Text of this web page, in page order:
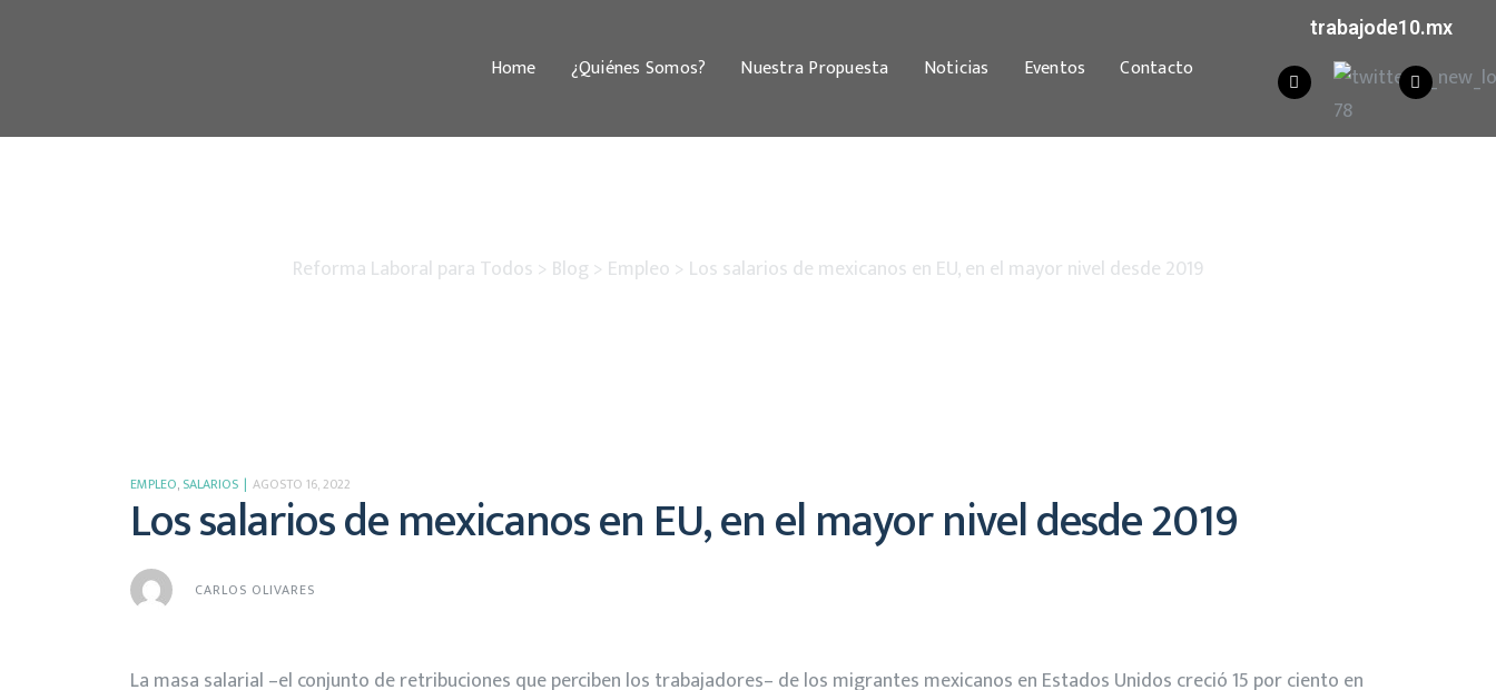
Home ¿Quiénes Somos? Nuestra Propuesta Noticias Eventos Contacto
trabajode10.mx
Reforma Laboral para Todos > Blog > Empleo > Los salarios de mexicanos en EU, en el mayor nivel desde 2019
EMPLEO, SALARIOS AGOSTO 16, 2022
Los salarios de mexicanos en EU, en el mayor nivel desde 2019
CARLOS OLIVARES
La masa salarial –el conjunto de retribuciones que perciben los trabajadores– de los migrantes mexicanos en Estados Unidos creció 15 por ciento en